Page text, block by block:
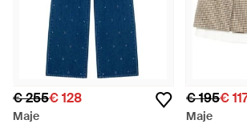
€ 255€ 128
Maje
€ 195€
Maje